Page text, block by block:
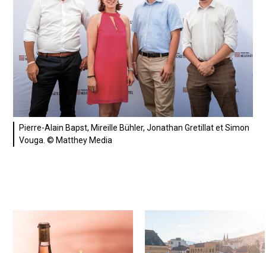
Pierre-Alain Bapst, Mireille Bühler, Jonathan Gretillat et Simon
Vouga. © Matthey Media